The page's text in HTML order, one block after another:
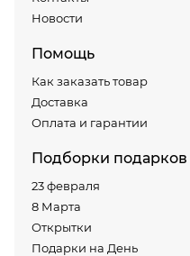
Новости
Помощь
Как заказать товар
Доставка
Оплата и гарантии
Подборки подарков
23 февраля
8 Марта
Открытки
Подарки на День